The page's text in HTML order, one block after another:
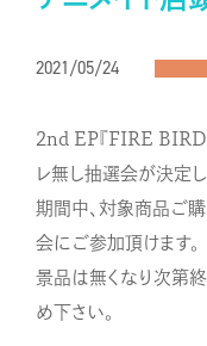
2021/05/24
2nd EP『FIRE BIRD
レ無し抽選会が決定
期間中、対象商品ご
会にご参加頂けます。
景品は無くなり次第
め下さい。